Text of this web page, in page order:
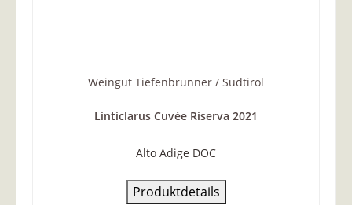
Weingut Tiefenbrunner / Südtirol
Linticlarus Cuvée Riserva 2021
Alto Adige DOC
Produktdetails